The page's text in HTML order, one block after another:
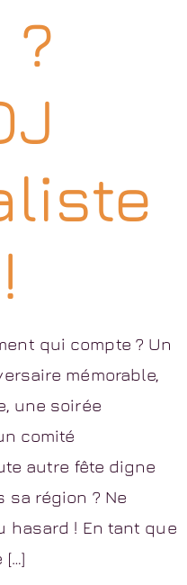
?
qui compte ? Un
mémorable,
une soirée
comité
autre fête digne
sa région ? Ne
hasard ! En tant que
[…]